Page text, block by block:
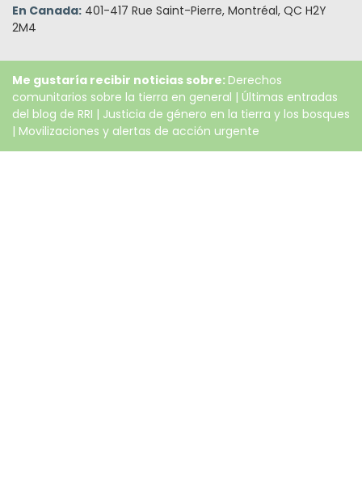
En Canada: 401-417 Rue Saint-Pierre, Montréal, QC H2Y
2M4
Me gustaría recibir noticias sobre:Derechos
comunitarios sobre la tierra en general | Últimas entradas
del blog de RRI | Justicia de género en la tierra y los bosques
| Movilizaciones y alertas de acción urgente